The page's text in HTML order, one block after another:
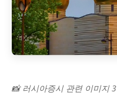
📸 러시아증시 관련 이미지 3